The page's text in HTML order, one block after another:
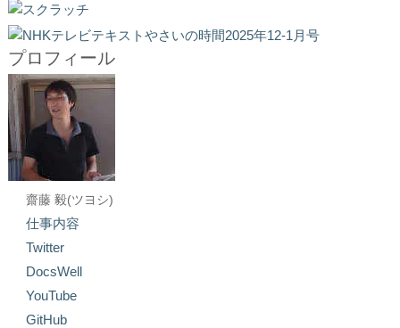
プロフィール
齋藤 毅(ツヨシ)
仕事内容
Twitter
DocsWell
YouTube
GitHub